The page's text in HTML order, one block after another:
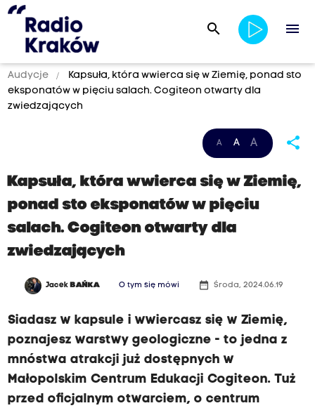
search menu
Audycje
Kapsuła, która wwierca się w Ziemię, ponad sto
eksponatów w pięciu salach. Cogiteon otwarty dla
zwiedzających
A A A share
Kapsuła, która wwierca się w Ziemię,
ponad sto eksponatów w pięciu
salach. Cogiteon otwarty dla
zwiedzających
Jacek BAŃKA O tym się mówi date_range Środa, 2024.06.19
Siadasz w kapsule i wwiercasz się w Ziemię,
poznajesz warstwy geologiczne - to jedna z
mnóstwa atrakcji już dostępnych w
Małopolskim Centrum Edukacji Cogiteon. Tuż
przed oficjalnym otwarciem, o centrum